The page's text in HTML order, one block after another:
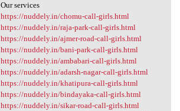
Our services
https://nuddely.in/chomu-call-girls.html
https://nuddely.in/raja-park-call-girls.html
https://nuddely.in/ajmer-road-call-girls.html
https://nuddely.in/bani-park-call-girls.html
https://nuddely.in/ambabari-call-girls.html
https://nuddely.in/adarsh-nagar-call-girls.html
https://nuddely.in/khatipura-call-girls.html
https://nuddely.in/bindayaka-call-girls.html
https://nuddely.in/sikar-road-call-girls.html